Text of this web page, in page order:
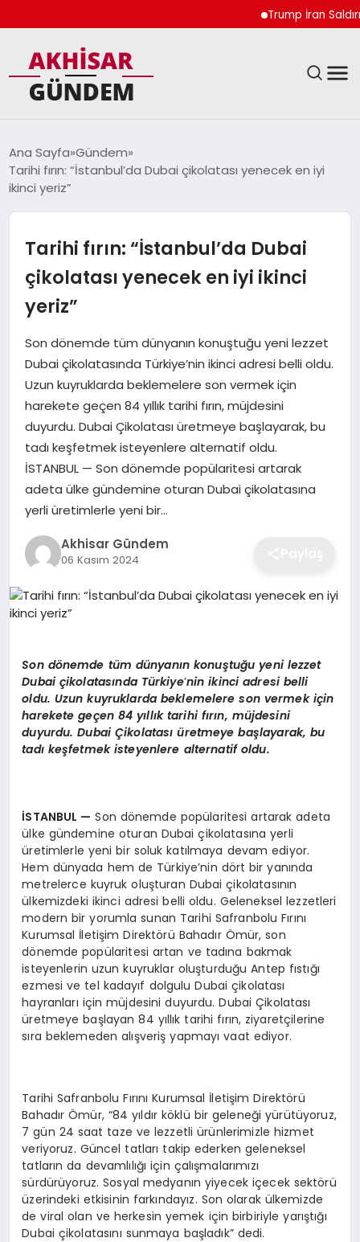
Trump İran
DÜNYA
TEKNOLOJI
YAŞAM
Ana Sayfa Gündem
Tarihi fırın: “İstanbul’da Dubai çikolatası yenecek en iyi
ikinci yeriz”
Tarihi fırın: “İstanbul’da Dubai
çikolatası yenecek en iyi ikinci
yeriz”
Son dönemde tüm dünyanın konuştuğu yeni lezzet
Dubai çikolatasında Türkiye’nin ikinci adresi belli oldu.
Uzun kuyruklarda beklemelere son vermek için
harekete geçen 84 yıllık tarihi fırın, müjdesini
duyurdu. Dubai Çikolatası üretmeye başlayarak, bu
tadı keşfetmek isteyenlere alternatif oldu.
İSTANBUL — Son dönemde popülaritesi artarak
adeta ülke gündemine oturan Dubai çikolatasına
yerli üretimlerle yeni bir…
Akhisar Gündem
06 Kasım 2024
Son dönemde tüm dünyanın konuştuğu yeni lezzet
Dubai çikolatasında Türkiye’nin ikinci adresi belli
oldu. Uzun kuyruklarda beklemelere son vermek için
harekete geçen 84 yıllık tarihi fırın, müjdesini
duyurdu. Dubai Çikolatası üretmeye başlayarak, bu
tadı keşfetmek isteyenlere alternatif oldu.
İSTANBUL — Son dönemde popülaritesi artarak adeta
ülke gündemine oturan Dubai çikolatasına yerli
üretimlerle yeni bir soluk katılmaya devam ediyor.
Hem dünyada hem de Türkiye’nin dört bir yanında
metrelerce kuyruk oluşturan Dubai çikolatasının
ülkemizdeki ikinci adresi belli oldu. Geleneksel lezzetleri
modern bir yorumla sunan Tarihi Safranbolu Fırını
Kurumsal İletişim Direktörü Bahadır Ömür, son
dönemde popülaritesi artan ve tadına bakmak
isteyenlerin uzun kuyruklar oluşturduğu Antep fıstığı
ezmesi ve tel kadayıf dolgulu Dubai çikolatası
hayranları için müjdesini duyurdu. Dubai Çikolatası
üretmeye başlayan 84 yıllık tarihi fırın, ziyaretçilerine
sıra beklemeden alışveriş yapmayı vaat ediyor.
Tarihi Safranbolu Fırını Kurumsal İletişim Direktörü
Bahadır Ömür, “84 yıldır köklü bir geleneği yürütüyoruz,
7 gün 24 saat taze ve lezzetli ürünlerimizle hizmet
veriyoruz. Güncel tatları takip ederken geleneksel
tatların da devamlılığı için çalışmalarımızı
sürdürüyoruz. Sosyal medyanın yiyecek içecek sektörü
üzerindeki etkisinin farkındayız. Son olarak ülkemizde
de viral olan ve herkesin yemek için birbiriyle yarıştığı
Dubai çikolatasını sunmaya başladık” dedi.